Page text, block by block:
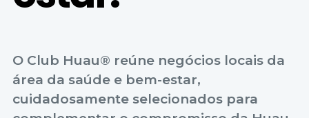
O Club Huau® reúne negócios locais da
área da saúde e bem-estar,
cuidadosamente selecionados para